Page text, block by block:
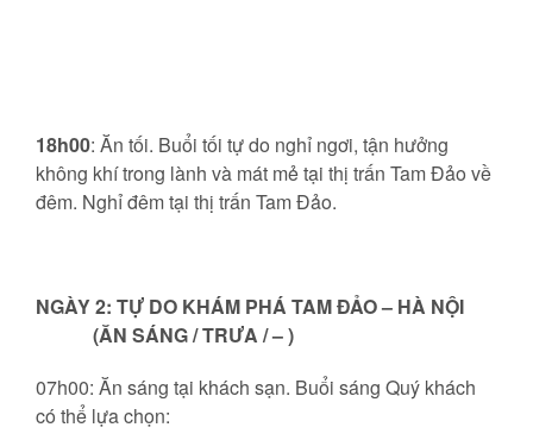
18h00: Ăn tối. Buổi tối tự do nghỉ ngơi, tận hưởng
không khí trong lành và mát mẻ tại thị trấn Tam Đảo về
đêm. Nghỉ đêm tại thị trấn Tam Đảo.
NGÀY 2: TỰ DO KHÁM PHÁ TAM ĐẢO – HÀ NỘI
(ĂN SÁNG / TRƯA / – )
07h00: Ăn sáng tại khách sạn. Buổi sáng Quý khách
có thể lựa chọn: